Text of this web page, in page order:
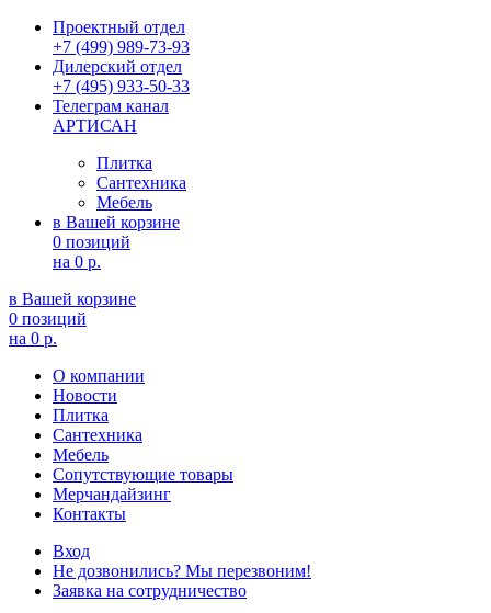
Проектный отдел
+7 (499) 989-73-93
Дилерский отдел
+7 (495) 933-50-33
Телеграм канал
АРТИСАН
Плитка
Сантехника
Мебель
в Вашей корзине
0 позиций
на 0 р.
в Вашей корзине
0 позиций
на 0 р.
О компании
Новости
Плитка
Сантехника
Мебель
Сопутствующие товары
Мерчандайзинг
Контакты
Вход
Не дозвонились? Мы перезвоним!
Заявка на сотрудничество